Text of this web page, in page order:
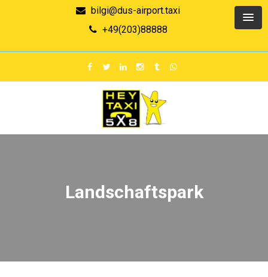
bilgi@dus-airport.taxi
+49(203)88888
Landschaftspark